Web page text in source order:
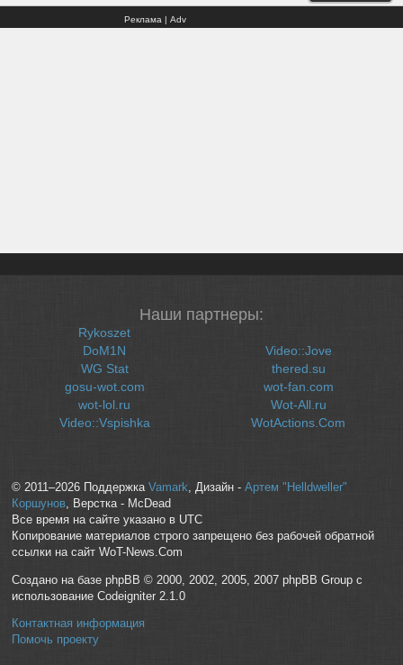
Реклама | Adv
Наши партнеры:
Rykoszet
DoM1N
WG Stat
gosu-wot.com
wot-lol.ru
Video::Vspishka
Video::Jove
thered.su
wot-fan.com
Wot-All.ru
WotActions.Com
© 2011–2026 Поддержка Vamark, Дизайн - Артем "Helldweller"
Коршунов, Верстка - McDead
Все время на сайте указано в UTC
Копирование материалов строго запрещено без рабочей обратной
ссылки на сайт WoT-News.Com
Создано на базе phpBB © 2000, 2002, 2005, 2007 phpBB Group с
использование Codeigniter 2.1.0
Контактная информация
Помочь проекту